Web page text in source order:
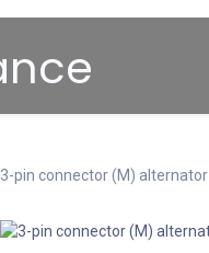
3-pin connector (M) alternator